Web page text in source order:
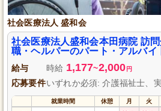
社会医療法人 盛和会
社会医療法人盛和会本田病院 訪
職・ヘルパーのパート・アルバイ
給与 時給 1,177~2,000 円
応募要件いずれか必須: 介護福祉士、
就業時間 休憩 月 火